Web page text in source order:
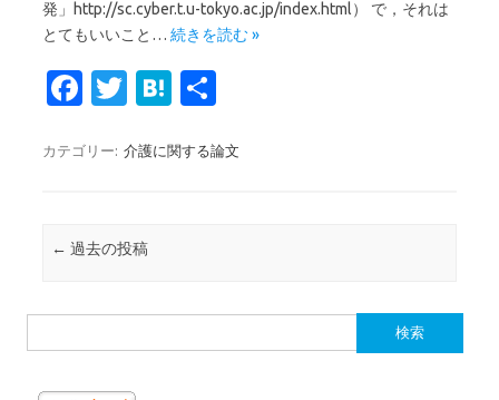
発」http://sc.cyber.t.u-tokyo.ac.jp/index.html） で，それは
とてもいいこと… 続きを読む »
Fa
e
o
o
T
it
H
e
カテゴリー: 介護に関する論文
投稿ナビゲーション
← 過去の投稿
索: